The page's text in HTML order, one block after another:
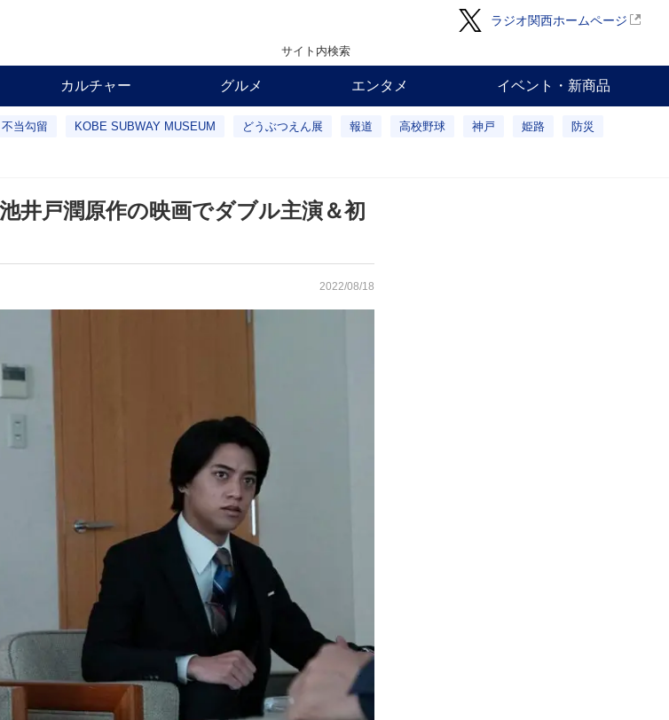
ラジオ関西ホームページ
サイト内検索
カルチャー グルメ エンタメ イベント・新商品
不当勾留 KOBE SUBWAY MUSEUM どうぶつえん展 報道 高校野球 神戸 姫路 防災
井戸潤原作の映画でダブル主演＆初
2022/08/18